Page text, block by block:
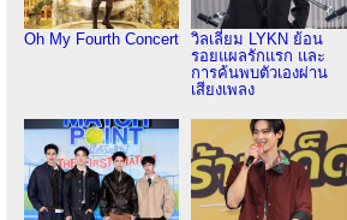
Oh My Fourth Concert
วิลเลี่ยม LYKN ย้อน
รอยแผลรักแรก และ
การค้นพบตัวเองผ่าน
เสียงเพลง